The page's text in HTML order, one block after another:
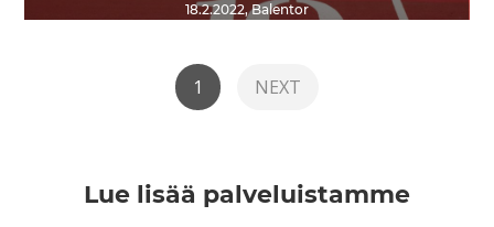
18.2.2022,Balentor
1 NEXT
Lue lisää palveluistamme